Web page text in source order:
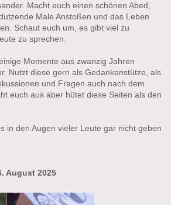
Macht euch einen schönen Abed,
Male Anstoßen und das Leben
Schaut euch um, es gibt viel zu
zu sprechen.
Momente aus zwanzig Jahren
Nutzt diese gern als Gedankenstütze, als
und Fragen auch nach dem
euch aus aber hütet diese Seiten als den
in den Augen vieler Leute gar nicht geben
August 2025